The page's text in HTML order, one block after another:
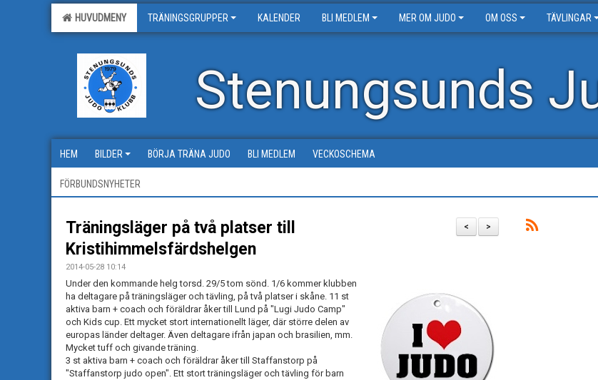
HUVUDMENY TRÄNINGSGRUPPER KALENDER BLI MEDLEM MER OM JUDO OM OSS TÄVLINGAR
Stenungsunds
HEM BILDER BÖRJA TRÄNA JUDO BLI MEDLEM VECKOSCHEMA
FÖRBUNDSNYHETER
>
<
Träningsläger på två platser till
Kristihimmelsfärdshelgen
2014-05-28 10:14
Under den kommande helg torsd. 29/5 tom sönd. 1/6 kommer klubben
ha deltagare på träningsläger och tävling, på två platser i skåne. 11 st
aktiva barn + coach och föräldrar åker till Lund på "Lugi Judo Camp"
och Kids cup. Ett mycket stort internationellt läger, där större delen av
europas länder deltager. Även deltagare ifrån japan och brasilien, mm.
Mycket tuff och givande träning.
3 st aktiva barn + coach och föräldrar åker till Staffanstorp på
"Staffanstorp judo open". Ett stort träningsläger och tävling för barn